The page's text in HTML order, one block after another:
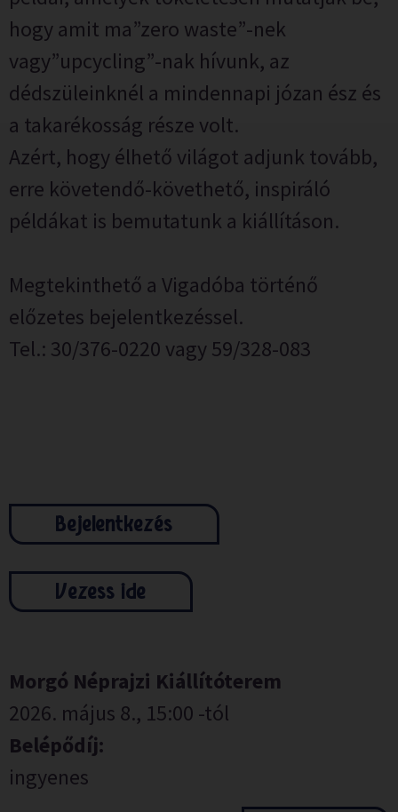
hogy amit ma”zero waste”-nek
vagy”upcycling”-nak hívunk, az
dédszüleinknél a mindennapi józan ész és
a takarékosság része volt.
Azért, hogy élhető világot adjunk tovább,
erre követendő-követhető, inspiráló
példákat is bemutatunk a kiállításon.
Megtekinthető a Vigadóba történő
előzetes bejelentkezéssel.
Tel.: 30/376-0220 vagy 59/328-083
Bejelentkezés
Vezess ide
Morgó Néprajzi Kiállítóterem
2026. május 8., 15:00 -tól
Belépődíj:
ingyenes